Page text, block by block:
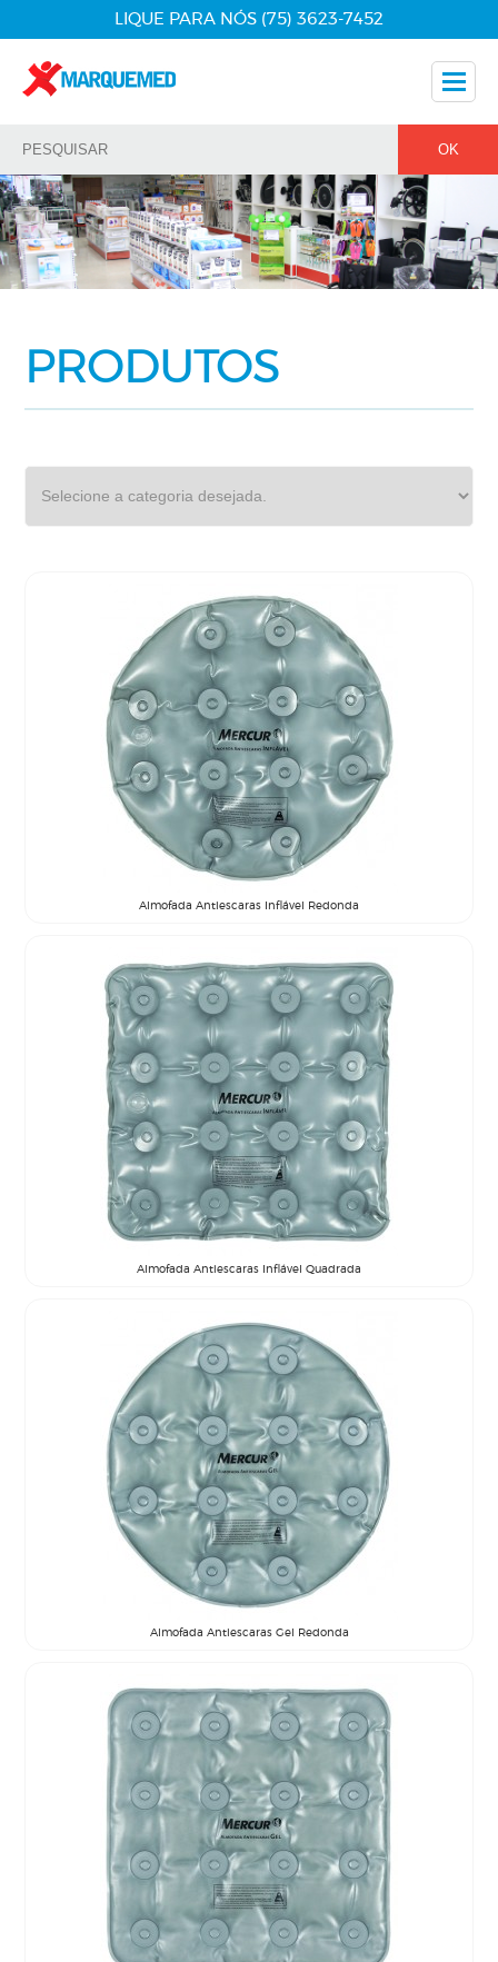
LIQUE PARA NÓS (75) 3623-7452
Nossos Produtos
Dicas
Fale Conosco
PRODUTOS
Almofada Antiescaras Inflável Redonda
Almofada Antiescaras Inflável Quadrada
Almofada Antiescaras Gel Redonda